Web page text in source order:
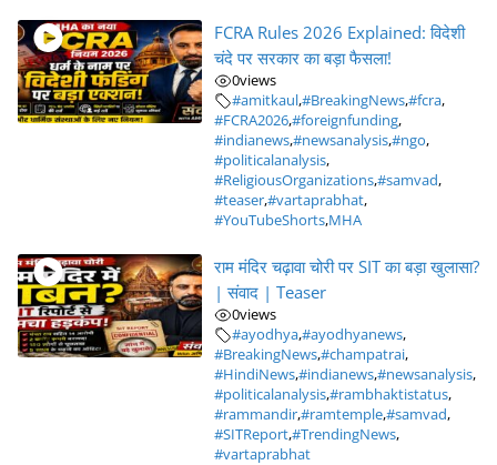
FCRA Rules 2026 Explained: विदेशी
चंदे पर सरकार का बड़ा फैसला!
0views
#amitkaul,#BreakingNews,#fcra,
#FCRA2026,#foreignfunding,
#indianews,#newsanalysis,#ngo,
#politicalanalysis,
#ReligiousOrganizations,#samvad,
#teaser,#vartaprabhat,
#YouTubeShorts,MHA
राम मंदिर चढ़ावा चोरी पर SIT का बड़ा खुलासा?
| संवाद | Teaser
0views
#ayodhya,#ayodhyanews,
#BreakingNews,#champatrai,
#HindiNews,#indianews,#newsanalysis,
#politicalanalysis,#rambhaktistatus,
#rammandir,#ramtemple,#samvad,
#SITReport,#TrendingNews,
#vartaprabhat